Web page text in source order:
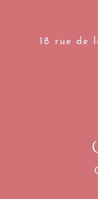
18 rue de